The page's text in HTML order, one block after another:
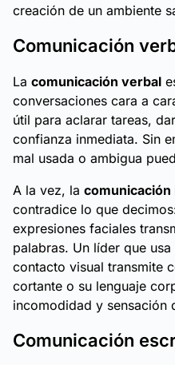
creación de un ambiente
Comunicación
La comunicación verbal
conversaciones cara a
útil para aclarar tareas,
confianza inmediata. Sin
mal usada o ambigua
A la vez, la comunicación
contradice lo que
expresiones faciales
palabras. Un líder que
contacto visual transmite
cortante o su lenguaje
incomodidad y sensación
Comunicación